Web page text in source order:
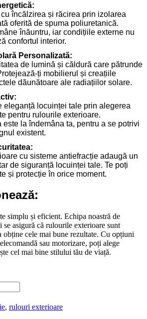
încălzirea și răcirea prin izolarea
oferită de spuma poliuretanică.
înăuntru, iar condițiile externe nu
confortul interior.
Personalizată:
de lumină și căldură care pătrunde
ți mobilierul și creațiile
dăunătoare ale radiațiilor solare.
eleganță locuinței tale prin alegerea
pentru rulourile exterioare.
este la îndemâna ta, pentru a se potrivi
existent.
cu sisteme antiefracție adaugă un
de siguranță locuinței tale. Te poți
și protecție în orice moment.
simplu și eficient. Echipa noastră de
asigură că rulourile exterioare sunt
obține cele mai bune rezultate. Cu opțiuni
sau motorizare, poți alege
cel mai bine stilului tău de viață.
, rulouri exterioare